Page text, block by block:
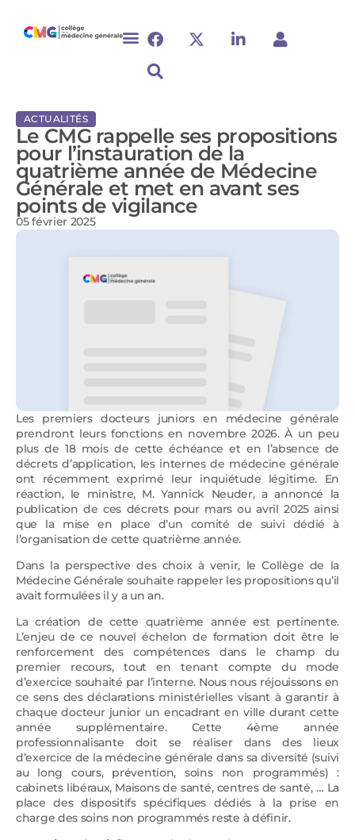
ACTUALITÉS
Le CMG rappelle ses propositions
pour l’instauration de la
quatrième année de Médecine
Générale et met en avant ses
points de vigilance
05 février 2025
Les premiers docteurs juniors en médecine générale
prendront leurs fonctions en novembre 2026. À un peu
plus de 18 mois de cette échéance et en l’absence de
décrets d’application, les internes de médecine générale
ont récemment exprimé leur inquiétude légitime. En
réaction, le ministre, M. Yannick Neuder, a annoncé la
publication de ces décrets pour mars ou avril 2025 ainsi
que la mise en place d’un comité de suivi dédié à
l’organisation de cette quatrième année.
Dans la perspective des choix à venir, le Collège de la
Médecine Générale souhaite rappeler les propositions qu’il
avait formulées il y a un an.
La création de cette quatrième année est pertinente.
L’enjeu de ce nouvel échelon de formation doit être le
renforcement des compétences dans le champ du
premier recours, tout en tenant compte du mode
d’exercice souhaité par l’interne. Nous nous réjouissons en
ce sens des déclarations ministérielles visant à garantir à
chaque docteur junior un encadrant en ville durant cette
année supplémentaire. Cette 4ème année
professionnalisante doit se réaliser dans des lieux
d’exercice de la médecine générale dans sa diversité (suivi
au long cours, prévention, soins non programmés) :
cabinets libéraux, Maisons de santé, centres de santé, … La
place des dispositifs spécifiques dédiés à la prise en
charge des soins non programmés reste à définir.